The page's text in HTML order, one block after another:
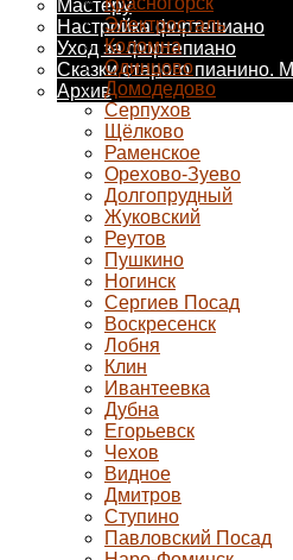
Мастеру
Настройка фортепиано
Уход за фортепиано
Сказки старого пианино.
Архив
Электросталь
Коломна
Одинцово
Домодедово
Серпухов
Щёлково
Раменское
Орехово-Зуево
Долгопрудный
Жуковский
Реутов
Пушкино
Ногинск
Сергиев Посад
Воскресенск
Лобня
Клин
Ивантеевка
Дубна
Егорьевск
Чехов
Видное
Дмитров
Ступино
Павловский Посад